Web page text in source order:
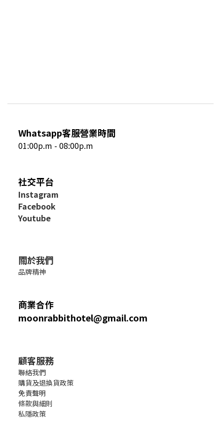
Whatsapp客服營業時間
01:00p.m - 08:00p.m
社交平台
Instagram
Facebook
Youtube
關於我們
品牌精神
商業合作
moonrabbithotel@gmail.com
顧客服務
聯絡我們
購貨及退換貨政策
免責聲明
條款與細則
私隱政策